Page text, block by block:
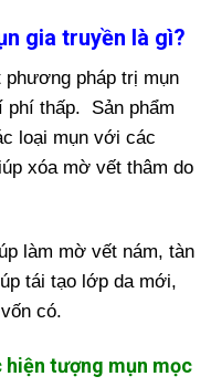
gia truyền là gì?
pháp trị mụn
phí thấp. Sản phẩm
loại mụn với các
xóa mờ vết thâm do
làm mờ vết nám, tàn
tái tạo lớp da mới,
có.
hiện tượng mụn mọc